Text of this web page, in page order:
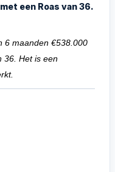
een Roas van 36.
6 maanden €538.000
36. Het is een